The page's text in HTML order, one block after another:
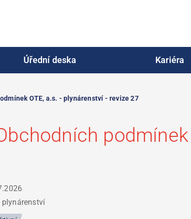
Úřední deska Kariéra
OTE, a.s. - plynárenství - revize 27
plynárenství